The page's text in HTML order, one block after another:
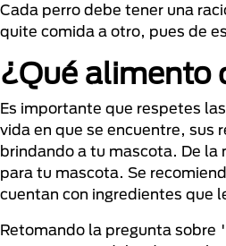
Cada perro debe tener una
quite comida a otro, pues de
¿Qué alimento
Es importante que respetes
vida en que se encuentre, sus
brindando a tu mascota. De la
para tu mascota. Se
cuentan con ingredientes que
Retomando la pregunta sobre